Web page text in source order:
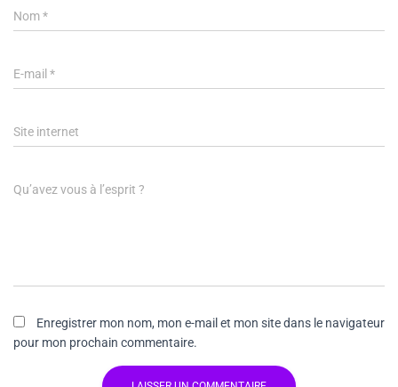
Nom*
E-mail *
Site internet
Qu’avez vous à l’esprit ?
Enregistrer mon nom, mon e-mail et mon site dans le navigateur
pour mon prochain commentaire.